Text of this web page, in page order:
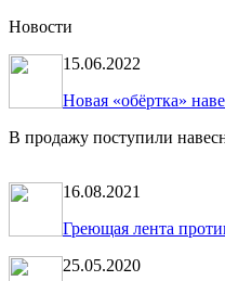
Новости
15.06.2022
Новая «обёртка»
В продажу поступили
16.08.2021
Греющая лента
25.05.2020